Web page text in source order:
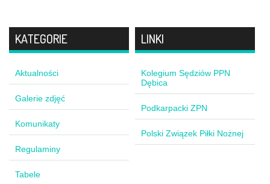
KATEGORIE
Aktualności
Galerie zdjęć
Komunikaty
Regulaminy
Tabele
LINKI
Kolegium Sędziów PPN
Dębica
Podkarpacki ZPN
Polski Związek Piłki Nożnej